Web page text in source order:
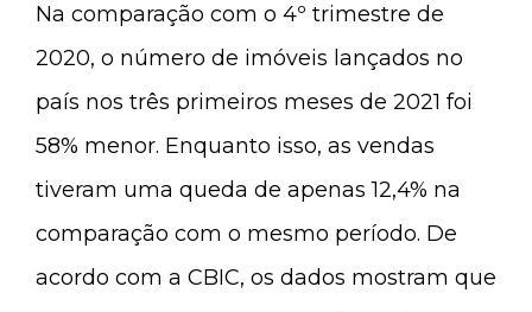
Na comparação com o 4º trimestre de
2020, o número de imóveis lançados no
país nos três primeiros meses de 2021 foi
58% menor. Enquanto isso, as vendas
tiveram uma queda de apenas 12,4% na
comparação com o mesmo período. De
acordo com a CBIC, os dados mostram que